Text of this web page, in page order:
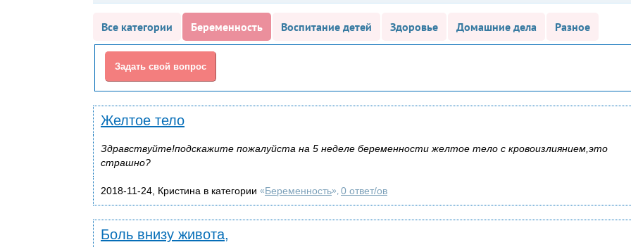
Все категории Беременность Воспитание детей Здоровье Домашние дела Разное
Задать свой вопрос
Желтое тело
Здравствуйте!подскажите пожалуйста на 5 неделе беременности желтое тело с кровоизлиянием,это
страшно?
2018-11-24, Кристина в категории «Беременность», 0 ответ/ов
Боль внизу живота,